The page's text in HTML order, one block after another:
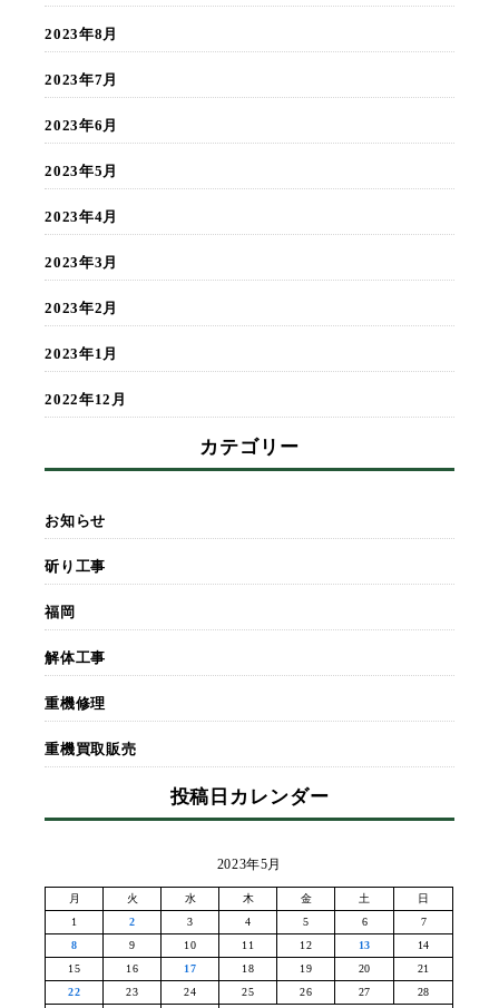
2023年8月
2023年7月
2023年6月
2023年5月
2023年4月
2023年3月
2023年2月
2023年1月
2022年12月
カテゴリー
お知らせ
斫り工事
福岡
解体工事
重機修理
重機買取販売
投稿日カレンダー
2023年5月
月 火 水 木 金 土
日
1
2 3 4 5 6
7
8
9 10 11 12 13
14
15
16 17 18 19 20
21
22
23 24 25 26 27
28